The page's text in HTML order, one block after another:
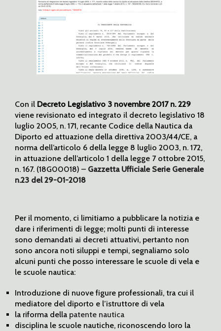
Con il Decreto Legislativo 3 novembre 2017 n. 229
viene revisionato ed integrato il decreto legislativo 18
luglio 2005, n. 171, recante Codice della Nautica da
Diporto ed attuazione della direttiva 2003/44/CE, a
norma dell’articolo 6 della legge 8 luglio 2003, n. 172,
in attuazione dell’articolo 1 della legge 7 ottobre 2015,
n. 167. (18G00018) – Gazzetta Ufficiale Serie Generale
n.23 del 29-01-2018
Per il momento, ci limitiamo a pubblicare la notizia e
dare i riferimenti di legge; molti punti di interesse
sono demandati ai decreti attuativi, pertanto non
sono ancora noti siluppi e tempi, segnaliamo solo
alcuni punti che posso interessare le scuole di vela e
le scuole nautica:
Introduzione di nuove figure professionali, tra cui il
mediatore del diporto e l’istruttore di vela
la riforma della patente nautica
disciplina le scuole nautiche, riconoscendo loro la